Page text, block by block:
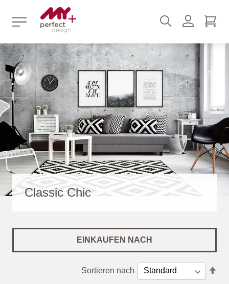
Suchen
Classic Chic
EINKAUFEN NACH
Sortieren nach